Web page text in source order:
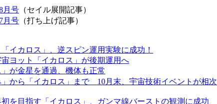
月号 （セイル展開記事）
月号 （打ち上げ記事）
イカロス」、逆スピン運用実験に成功！
ヨット「イカロス」が後期運用へ
」が金星を通過、機体も正常
」から「イカロス」まで 10月末、宇宙技術イベントが相次
を目指す「イカロス」、ガンマ線バーストの観測に成功